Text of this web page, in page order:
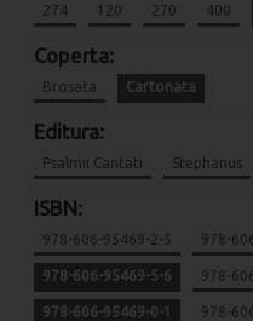
274 120 270 400
Coperta:
Brosata Cartonata
Editura:
Psalmii Cantati Stephanus
ISBN:
978-606-95469-2-5 978-
978-606-95469-5-6 978-
978-606-95469-0-1 978-